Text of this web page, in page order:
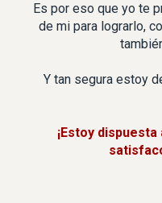
Es por eso que yo te
de mi para lograrlo,
Y tan segura estoy
¡Estoy